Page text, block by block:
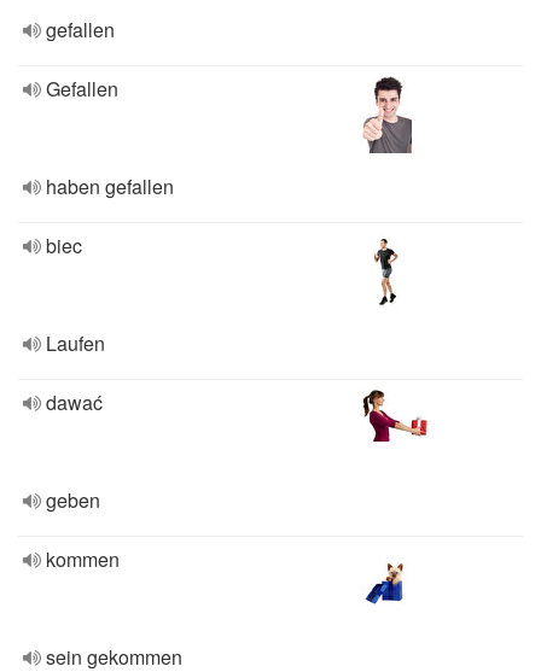
gefallen
Gefallen
haben gefallen
biec
Laufen
dawać
geben
kommen
sein gekommen